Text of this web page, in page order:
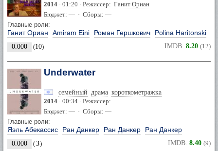
2014 · 01:20 · Режиссер: Ганит Ориан
Бюджет: — · Сборы: —
Главные роли:
Ганит Ориан Amiram Eini Роман Гершкович Polina Haritonski
0.000 (10) IMDB: 8.20 (12)
Underwater
семейный драма короткометражка
2014 · 00:34 · Режиссер:
Бюджет: — · Сборы: —
Главные роли:
Яэль Абекассис Ран Данкер Ран Данкер Ран Данкер
0.000 (3) IMDB: 8.40 (9)